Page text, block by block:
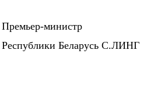
Премьер-министр
Республики Беларусь С.ЛИНГ